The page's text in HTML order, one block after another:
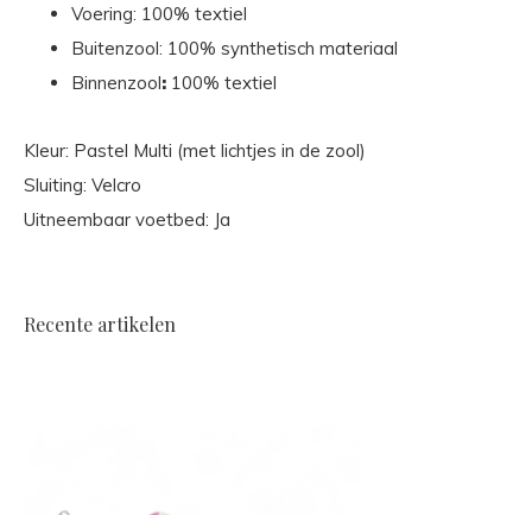
Voering: 100% textiel
Buitenzool: 100% synthetisch materiaal
Binnenzool: 100% textiel
Kleur: Pastel Multi (met lichtjes in de zool)
Sluiting: Velcro
Uitneembaar voetbed: Ja
Recente artikelen